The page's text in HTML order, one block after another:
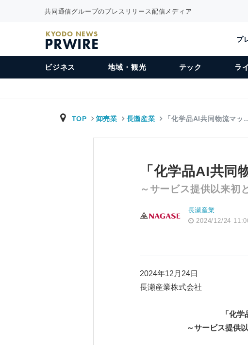
共同通信グループのプレスリリース配信メディア
KYODO NEWS
PRWIRE プ
ビジネス 地域・観光 テック ラ
TOP 卸売業 長瀬産業 「化学品AI共同物流マッ
「化学品AI共
～サービス提供以来初
長瀬産業
2024/12/24
2024年12月24日
長瀬産業株式会社
「化学
～サービス提供